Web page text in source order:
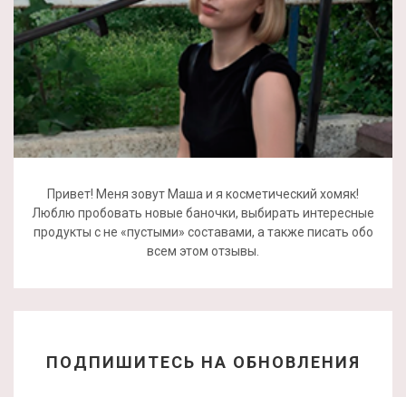
Привет! Меня зовут Маша и я косметический хомяк!
Люблю пробовать новые баночки, выбирать интересные
продукты с не «пустыми» составами, а также писать обо
всем этом отзывы.
ПОДПИШИТЕСЬ НА ОБНОВЛЕНИЯ